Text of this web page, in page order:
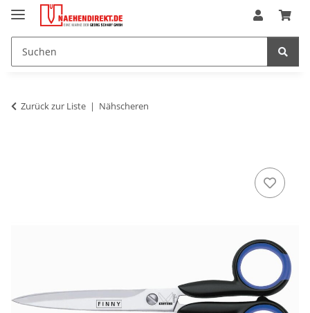
Zurück zur Liste Nähscheren